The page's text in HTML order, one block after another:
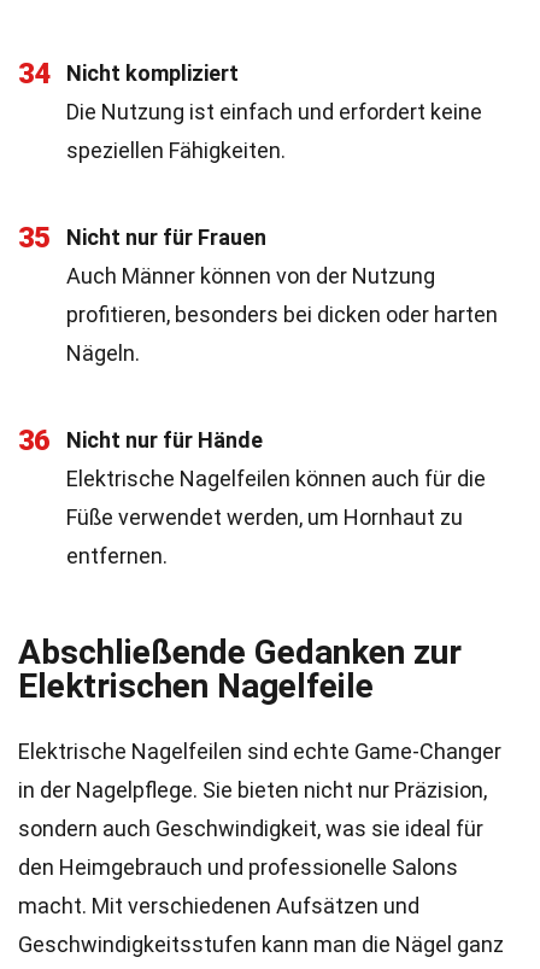
34
Nicht kompliziert
Die Nutzung ist einfach und erfordert keine
speziellen Fähigkeiten.
35
Nicht nur für Frauen
Auch Männer können von der Nutzung
profitieren, besonders bei dicken oder harten
Nägeln.
36
Nicht nur für Hände
Elektrische Nagelfeilen können auch für die
Füße verwendet werden, um Hornhaut zu
entfernen.
Abschließende Gedanken zur
Elektrischen Nagelfeile
Elektrische Nagelfeilen sind echte Game-Changer
in der Nagelpflege. Sie bieten nicht nur Präzision,
sondern auch Geschwindigkeit, was sie ideal für
den Heimgebrauch und professionelle Salons
macht. Mit verschiedenen Aufsätzen und
Geschwindigkeitsstufen kann man die Nägel ganz